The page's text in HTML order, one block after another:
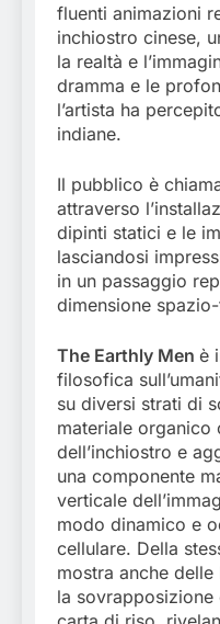
fluenti animazioni
inchiostro cinese,
la realtà e
dramma e le
l’artista ha
indiane.
Il pubblico è
attraverso
dipinti statici e le
lasciandosi
in un passaggio
dimensione
The Earthly Men è
filosofica
su diversi strati di
materiale organico
dell’inchiostro e
una componente
verticale
modo dinamico e
cellulare. Della
mostra anche
la sovrapposizione